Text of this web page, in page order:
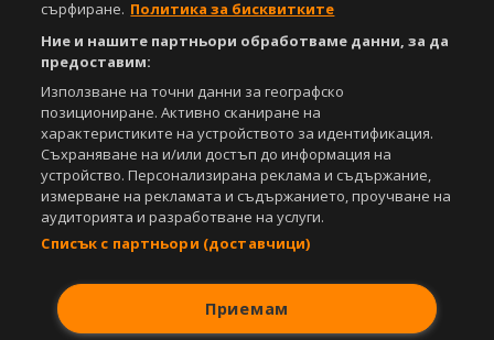
сърфиране. Политика за бисквитките
Ние и нашите партньори обработваме данни, за да
предоставим:
Използване на точни данни за географско
позициониране. Активно сканиране на
характеристиките на устройството за идентификация.
Съхраняване на и/или достъп до информация на
устройство. Персонализирана реклама и съдържание,
измерване на рекламата и съдържанието, проучване на
аудиторията и разработване на услуги.
Списък с партньори (доставчици)
Приемам